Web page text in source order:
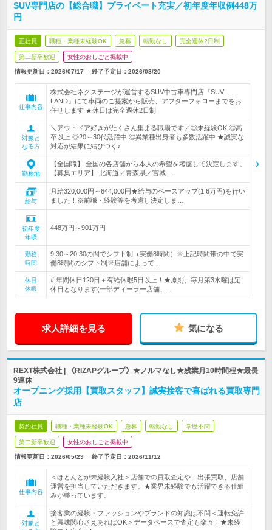
SUV専門店の【総合職】プライベート充実／初年度年収例448万
円
正社員 職種・業種未経験OK 急募 転勤なし 完全週休2日制
第二新卒歓迎 女性のおしごと掲載中
情報更新日：2026/07/17 終了予定日： 2026/08/20
仕事内容
株式会社ネクステージが運営するSUV中古車専門店『SUV
LAND』にて車両のご提案から販売、アフターフォローまでをお
任せします ★休日は完全週休2日制
対象と
なる方
＼アウトドア好きがたくさん集まる職場です／◎未経験OK ◎高
卒以上 ◎20～30代活躍中 ◎異業種出身者も多数活躍中 ★誠実な
対応が結果に結びつく♪
勤務地
【全国職】 全国の各店舗から本人の希望を考慮して決定します。
【募集エリア】 北海道／青森県／宮城…
給与
月給320,000円～644,000円★給与のベースアップ(1.6万円)を行い
ました！※前職・経験等を考慮し決定しま…
初年度
年収
448万円～901万円
勤務
時間
9:30～20:30の間でシフト制（実働8時間）※上記時間帯の中で実
働8時間のシフト制※店舗によって…
休日
休暇
# 年間休日120日＋有給休暇5日以上！★原則、毎月第3水曜は定
休日となります(一部ディーラー店舗、…
求人詳細を見る 気になる
REXT株式会社 | 《RIZAPグループ》★ノルマなし★残業月10時間程★最長
9連休
オープニング採用【買取スタッフ】誠実接客で喜ばれる買取専門
店
契約社員 職種・業種未経験OK 急募 転勤なし 学歴不問
第二新卒歓迎 女性のおしごと掲載中
情報更新日：2026/05/29 終了予定日： 2026/11/12
仕事内容
＜ほとんどが未経験入社＞店舗での買取査定や、出張買取、店舗
運営を担当していただきます。★業界未経験でも活躍できる仕組
みが整っています。
対象と
接客業の経験・ファッションやブランドの知識は不問＜運転免許
と興味関心さえあればOK＞データベースで査定も楽々！★未経